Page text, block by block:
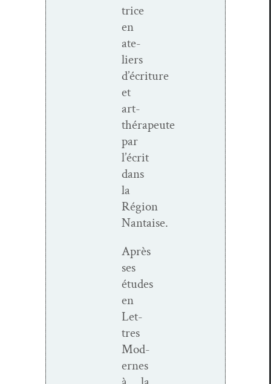
trice
en
ate­
liers
d’écriture
et
art-
thérapeute
par
l’écrit
dans
la
Région
Nantaise.
Après
ses
études
en
Let­
tres
Mod­
ernes